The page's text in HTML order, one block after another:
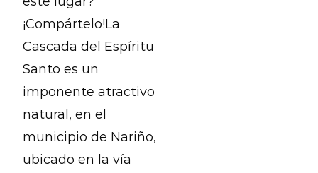
¡Compártelo!La
Cascada del Espíritu
Santo es un
imponente atractivo
natural, en el
municipio de Nariño,
ubicado en la vía